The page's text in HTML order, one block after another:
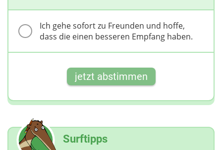
Ich gehe sofort zu Freunden und hoffe,
dass die einen besseren Empfang haben.
jetzt abstimmen
Surftipps